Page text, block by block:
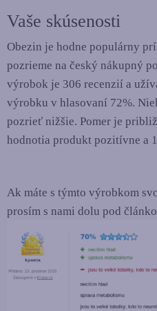
Vaše skúsenosti
Obezin je hodne populárny
pozrieme na český nákupný
výrobok je 306 recenzií a
výrobku v hlasovaní 72%.
pozrieť nižšie. Pomer je
hodnotia produkt pozitívne a
Ak máte s týmto výrobkom
prosím s nami dolu pod